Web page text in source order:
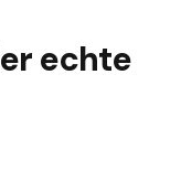
echte